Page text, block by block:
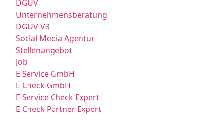
DGUV
Unternehmensberatung
DGUV V3
Social Media Agentur
Stellenangebot
Job
E Service GmbH
E Check GmbH
E Service Check Expert
E Check Partner Expert